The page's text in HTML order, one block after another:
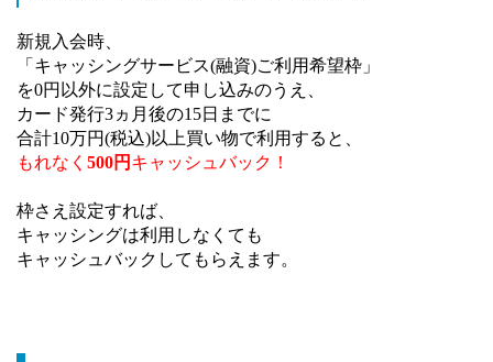
新規入会時、
「キャッシングサービス(融資)ご利用希望枠」
を0円以外に設定して申し込みのうえ、
カード発行3ヵ月後の15日までに
合計10万円(税込)以上買い物で利用すると、
もれなく 500円 キャッシュバック！
枠さえ設定すれば、
キャッシングは利用しなくても
キャッシュバックしてもらえます。